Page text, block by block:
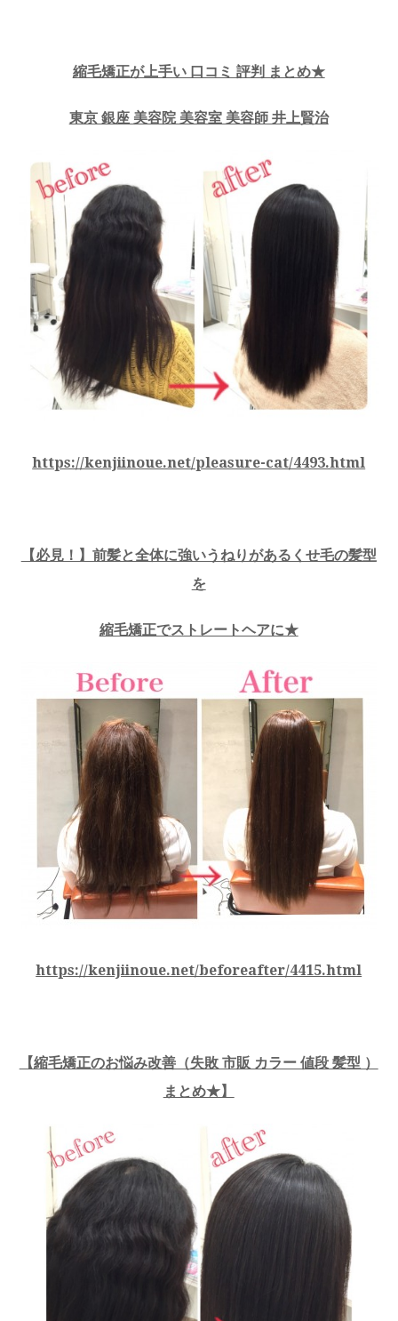
縮毛矯正が上手い 口コミ 評判 まとめ★
東京 銀座 美容院 美容室 美容師 井上賢治
https://kenjiinoue.net/pleasure-cat/4493.html
【必見！】前髪と全体に強いうねりがあるくせ毛の髪型
を
縮毛矯正でストレートヘアに★
https://kenjiinoue.net/beforeafter/4415.html
【縮毛矯正のお悩み改善（失敗 市販 カラー 値段 髪型 ）
まとめ★】